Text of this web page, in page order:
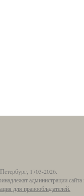
1703-2026.
администрации
для правообладателей.